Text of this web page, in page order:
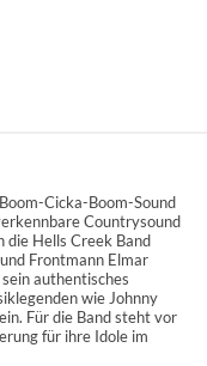
Cicka-Boom-Sound
Countrysound
die Hells Creek Band
Frontmann Elmar
authentisches
wie Johnny
Für die Band steht vor
für ihre Idole im